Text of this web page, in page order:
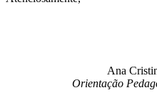
Ana
Orientação